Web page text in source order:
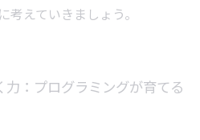
考えていきましょう。
：プログラミングが育てる